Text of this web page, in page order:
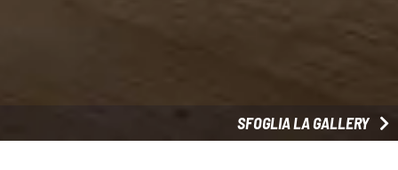
SFOGLIA LA GALLERY